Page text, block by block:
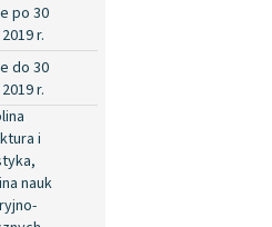
po 30
r.
do 30
r.
i
nauk